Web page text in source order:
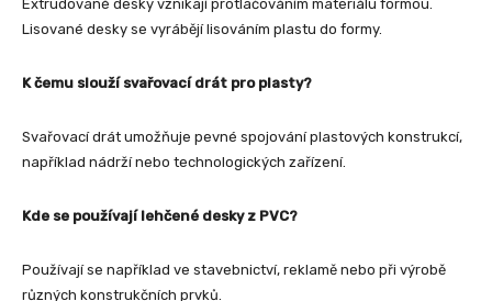
Extrudované desky vznikají protlačováním materiálu formou.
Lisované desky se vyrábějí lisováním plastu do formy.
K čemu slouží svařovací drát pro plasty?
Svařovací drát umožňuje pevné spojování plastových konstrukcí,
například nádrží nebo technologických zařízení.
Kde se používají lehčené desky z PVC?
Používají se například ve stavebnictví, reklamě nebo při výrobě
různých konstrukčních prvků.